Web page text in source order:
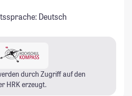
Deutsch
durch Zugriff auf den
HRK erzeugt.